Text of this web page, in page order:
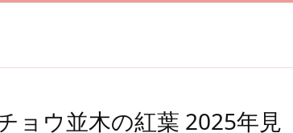
ョウ並木の紅葉 2025年見